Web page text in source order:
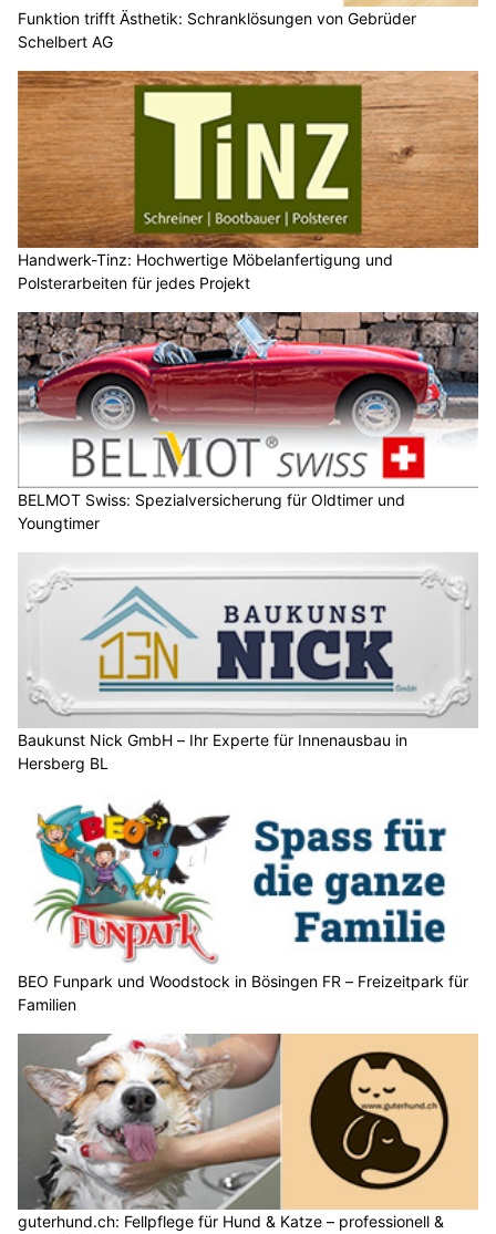
Funktion trifft Ästhetik: Schranklösungen von Gebrüder
Schelbert AG
Handwerk-Tinz: Hochwertige Möbelanfertigung und
Polsterarbeiten für jedes Projekt
BELMOT Swiss: Spezialversicherung für Oldtimer und
Youngtimer
Baukunst Nick GmbH – Ihr Experte für Innenausbau in
Hersberg BL
BEO Funpark und Woodstock in Bösingen FR – Freizeitpark für
Familien
guterhund.ch: Fellpflege für Hund & Katze – professionell &